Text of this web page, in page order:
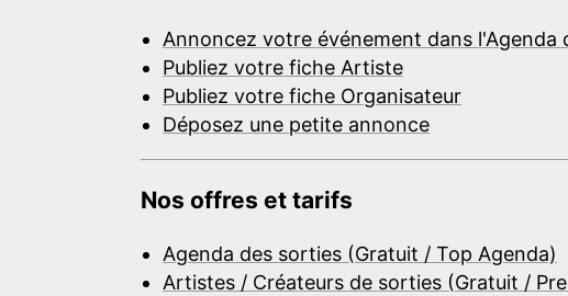
Annoncez votre événement dans l'Agenda
Publiez votre fiche Artiste
Publiez votre fiche Organisateur
Déposez une petite annonce
Nos offres et tarifs
Agenda des sorties (Gratuit / Top Agenda)
Artistes / Créateurs de sorties (Gratuit /